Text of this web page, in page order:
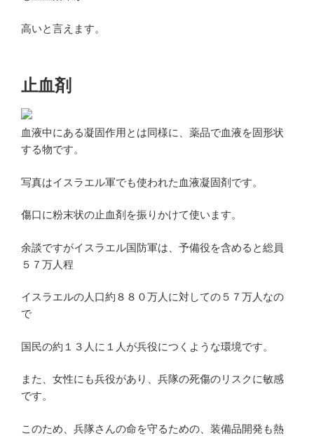
高いと言えます。
止血剤
血液中にある凝固作用とは同様に、薬品で血液を固形状
する物です。
写真はイスラエル軍でも使われた血液凝固剤です。
傷口に粉末状の止血剤を振りかけて使います。
余談ですがイスラエル国防軍は、予備役を含めると総員
５７万人程
イスラエルの人口約８８０万人に対しての５７万人なの
で
国民の約１３人に１人が兵役につくような環境です。
また、女性にも兵役があり、兵隊の死傷のリスクに敏感
です。
このため、兵隊さんの命を守るための、装備品開発も熱